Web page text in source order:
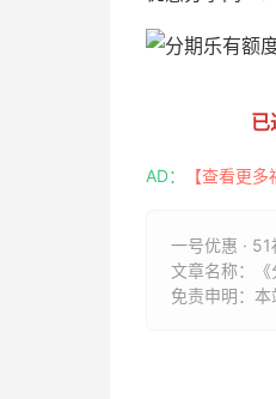
已
AD： 【查看更多
一号优惠 ·
文章名称：
免责申明：